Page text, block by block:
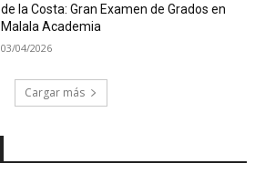
de la Costa: Gran Examen de Grados en
Malala Academia
03/04/2026
Cargar más